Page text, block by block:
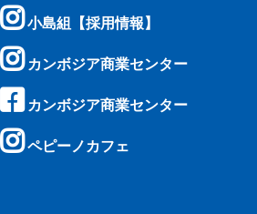
小島組【採用情報】
カンボジア商業センター
カンボジア商業センター
ペピーノカフェ